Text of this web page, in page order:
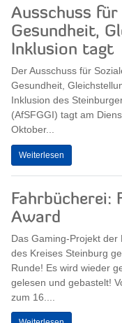
Ausschuss für
Gesundheit,
Inklusion tagt
Der Ausschuss für
Gesundheit,
Inklusion des
(AfSFGGI) tagt am
Oktober...
Weiterlesen
Fahrbücherei:
Award
Das Gaming-Projekt der
des Kreises Steinburg
Runde! Es wird wieder
gelesen und gebastelt!
zum 16....